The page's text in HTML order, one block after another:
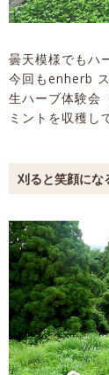
曇天模様でもハ
今回もenherb
生ハーブ体験会
ミントを収穫し
刈ると笑顔にな